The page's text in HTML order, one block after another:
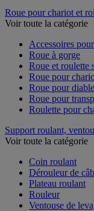
Roue pour chariot et
Voir toute la catégorie
Accessoires
Roue à gorge
Roue et roulette
Roue pour
Roue pour diable
Roue pour
Roulette pour
Support roulant,
Voir toute la catégorie
Coin roulant
Dérouleur de
Plateau roulant
Rouleur
Ventouse de